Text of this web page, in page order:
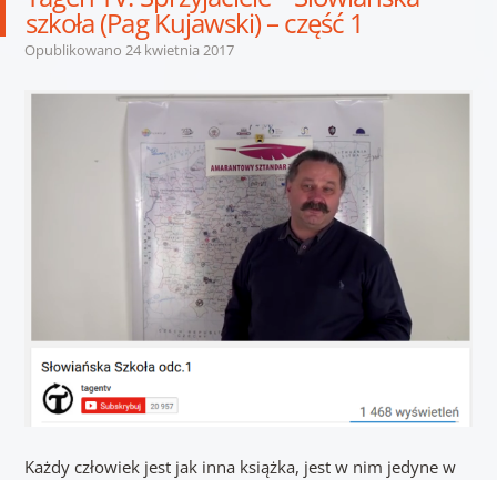
szkoła (Pag Kujawski) – część 1
Opublikowano 24 kwietnia 2017
Każdy człowiek jest jak inna książka, jest w nim jedyne w